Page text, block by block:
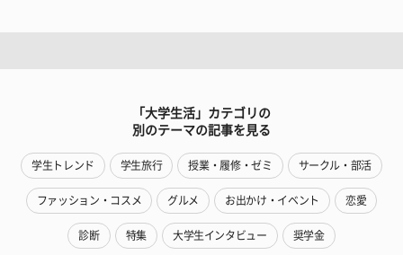
「大学生活」カテゴリの
別のテーマの記事を見る
学生トレンド 学生旅行 授業・履修・ゼミ サークル・部活
ファッション・コスメ グルメ お出かけ・イベント 恋愛
診断 特集 大学生インタビュー 奨学金